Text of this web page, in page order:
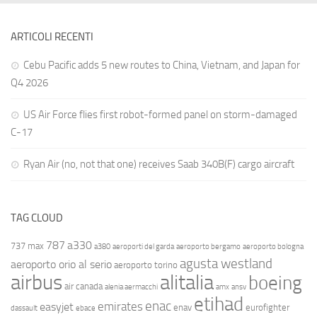
ARTICOLI RECENTI
Cebu Pacific adds 5 new routes to China, Vietnam, and Japan for
Q4 2026
US Air Force flies first robot-formed panel on storm-damaged
C-17
Ryan Air (no, not that one) receives Saab 340B(F) cargo aircraft
TAG CLOUD
737 max 787 a330 a380 aeroporti del garda aeroporto bergamo aeroporto bologna
aeroporto orio al serio aeroporto torino agusta westland
airbus air canada alenia aermacchi alitalia amx ansv boeing
dassault easyjet ebace emirates enac enav etihad eurofighter